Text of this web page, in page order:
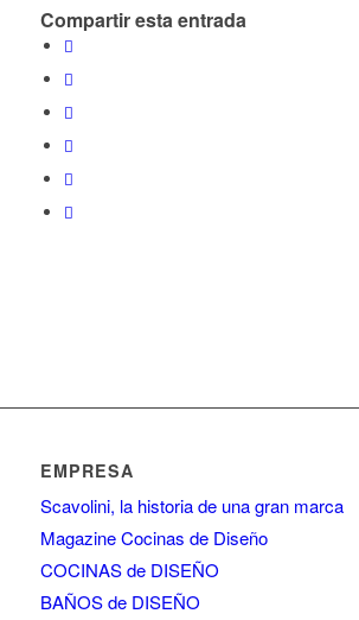
Compartir esta entrada
EMPRESA
Scavolini, la historia de una gran marca
Magazine Cocinas de Diseño
COCINAS de DISEÑO
BAÑOS de DISEÑO